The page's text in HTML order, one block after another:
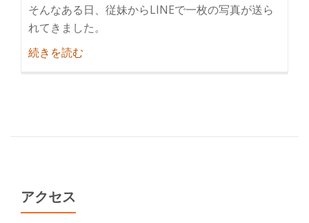
そんなある日、従妹からLINEで一枚の写真が送ら
れてきました。
続きを読む
あ
アクセス